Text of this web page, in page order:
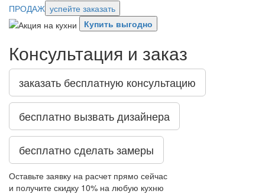
ПРОДАЖ успейте заказать
Купить выгодно
Консультация и заказ
заказать бесплатную консультацию
бесплатно вызвать дизайнера
бесплатно сделать замеры
Оставьте заявку на расчет прямо сейчас
и получите скидку 10% на любую кухню